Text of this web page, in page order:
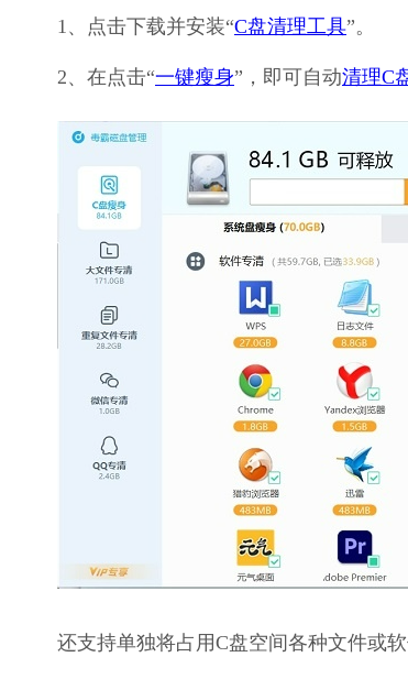
1、点击下载并安装“C盘清理工具”。
2、在点击“一键瘦身”，即可自动清理C
还支持单独将占用C盘空间各种文件或